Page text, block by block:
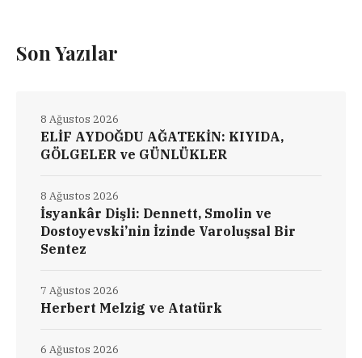
Son Yazılar
ELİF AYDOĞDU AĞATEKİN: KIYIDA,
GÖLGELER ve GÜNLÜKLER
8 Ağustos 2026
İsyankâr Dişli: Dennett, Smolin ve
Dostoyevski’nin İzinde Varoluşsal Bir
Sentez
8 Ağustos 2026
Herbert Melzig ve Atatürk
7 Ağustos 2026
6 Ağustos 2026